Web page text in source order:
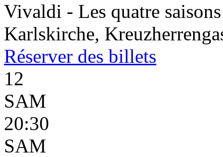
Vivaldi - Les quatre saisons
Karlskirche,
Réserver des billets
12
SAM
20:30
SAM